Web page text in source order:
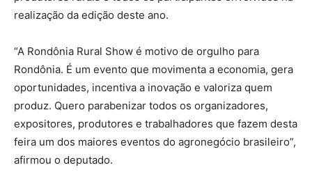
realização da edição deste ano.
“A Rondônia Rural Show é motivo de orgulho para
Rondônia. É um evento que movimenta a economia, gera
oportunidades, incentiva a inovação e valoriza quem
produz. Quero parabenizar todos os organizadores,
expositores, produtores e trabalhadores que fazem desta
feira um dos maiores eventos do agronegócio brasileiro”,
afirmou o deputado.